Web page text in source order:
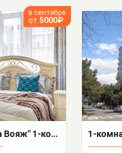
в сентябре
от 5000₽
"Евродвушка Вояж" 1-комнатная квартира